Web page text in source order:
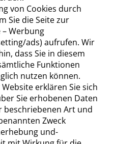
von Cookies durch
Sie die Seite zur
Werbung
ads) aufrufen. Wir
dass Sie in diesem
Funktionen
nutzen können.
erklären Sie sich
Sie erhobenen Daten
beschriebenen Art und
Zweck
und-